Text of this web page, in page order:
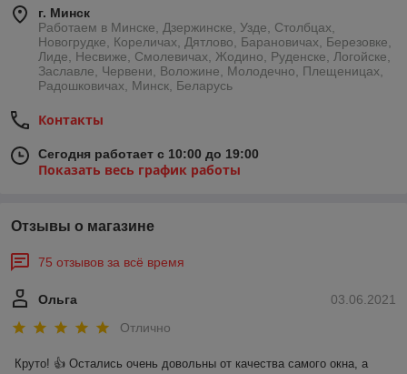
г. Минск
Работаем в Минске, Дзержинске, Узде, Столбцах,
Новогрудке, Кореличах, Дятлово, Барановичах, Березовке,
Лиде, Несвиже, Смолевичах, Жодино, Руденске, Логойске,
Заславле, Червени, Воложине, Молодечно, Плещеницах,
Радошковичах, Минск, Беларусь
Контакты
Сегодня работает с 10:00 до 19:00
Показать весь график работы
Отзывы о магазине
75 отзывов за всё время
03.06.2021
Ольга
Отлично
Круто! 👍 Остались очень довольны от качества самого окна, а